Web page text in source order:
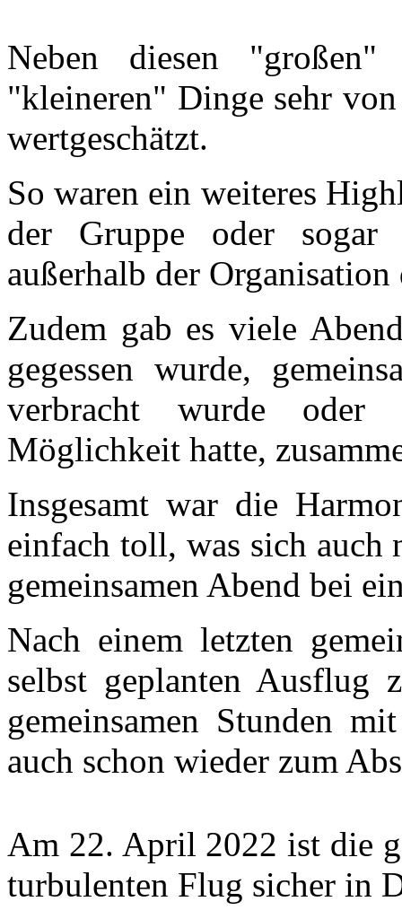
Neben diesen
"kleineren" Dinge sehr
wertgeschätzt.
So waren ein weiteres
der Gruppe oder sogar
außerhalb der
Zudem gab es viele
gegessen wurde,
verbracht wurde oder
Möglichkeit hatte,
Insgesamt war die
einfach toll, was sich auch
gemeinsamen Abend bei
Nach einem letzten
selbst geplanten Ausflug
gemeinsamen Stunden
auch schon wieder zum
Am 22. April 2022 ist die
turbulenten Flug sicher in